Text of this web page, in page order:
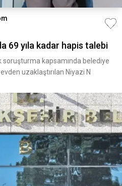
69 yıla kadar hapis talebi
kapsamında belediye
uzaklaştırılan Niyazi N